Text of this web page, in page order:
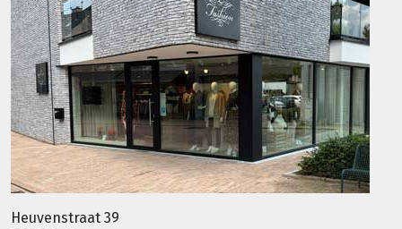
Heuvenstraat 39